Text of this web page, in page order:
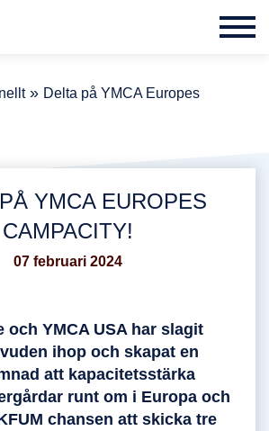
» Delta på YMCA Europes
YMCA EUROPES
CAMPACITY!
07 februari 2024
och YMCA USA har slagit
ihop och skapat en
att kapacitetsstärka
runt om i Europa och
chansen att skicka tre